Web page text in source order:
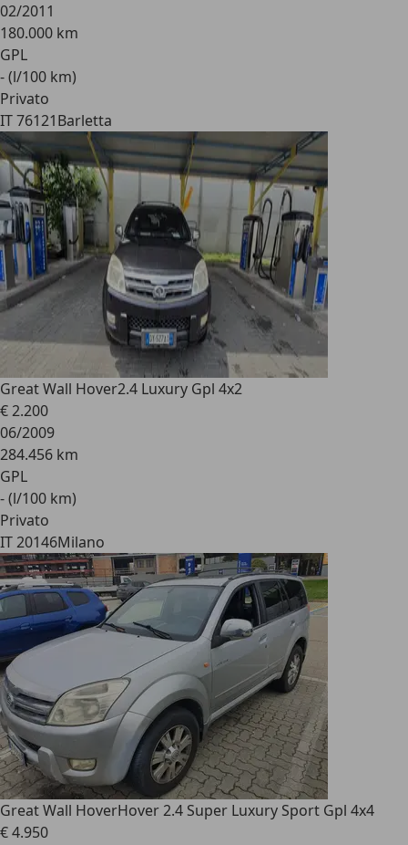
02/2011
180.000 km
GPL
- (l/100 km)
Privato
IT 76121Barletta
Great Wall Hover2.4 Luxury Gpl 4x2
€ 2.200
06/2009
284.456 km
GPL
- (l/100 km)
Privato
IT 20146Milano
Great Wall HoverHover 2.4 Super Luxury Sport Gpl 4x4
€ 4.950